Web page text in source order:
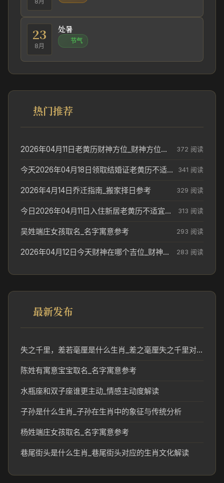
23
8月
处暑
节气
热门推荐
2026年04月11日老黄历财神方位_财神方位与供奉讲究 372 阅读
今天2026年04月18日领取结婚证老黄历不适合吗_领证日期参考 341 阅读
2026年4月14日乔迁指南_搬家择日参考 329 阅读
今日2026年04月11日入住新居老黄历不适宜吗_搬家择日参考 313 阅读
吴姓端庄女孩取名_名字寓意参考 293 阅读
2026年04月12日今天财神在哪个吉位_财神方位参考 283 阅读
最新发布
失之千里，差若毫厘是什么生肖_差之毫厘失之千里对应生肖分析
陈姓有寓意宝宝取名_名字寓意参考
水瓶座和双子座谁更主动_情感主动度解读
子孙是什么生肖_子孙在生肖中的象征与传统分析
杨姓端庄女孩取名_名字寓意参考
巷尾街头是什么生肖_巷尾街头对应的生肖文化解读